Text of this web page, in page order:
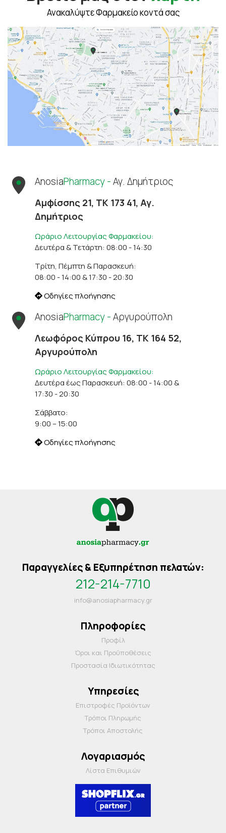
Ανακαλύψτε Φαρμακείο κοντά σας
AnosiaPharmacy -Αγ. Δημήτριος
Αμφίσσης 21, ΤΚ 173 41, Αγ.
Δημήτριος
Ωράριο Λειτουργίας Φαρμακείου:
Δευτέρα & Τετάρτη: 08:00 - 14:30
Τρίτη, Πέμπτη & Παρασκευή:
08:00 - 14:00 & 17:30 - 20:30
Οδηγίες πλοήγησης
AnosiaPharmacy -Αργυρούπολη
Λεωφόρος Κύπρου 16, ΤΚ 164 52,
Αργυρούπολη
Ωράριο Λειτουργίας Φαρμακείου:
Δευτέρα έως Παρασκευή: 08:00 - 14:00 &
17:30 - 20:30
Σάββατο:
9:00 – 15:00
Οδηγίες πλοήγησης
Παραγγελίες & Εξυπηρέτηση πελατών:
212-214-7710
info@anosiapharmacy.gr
Πληροφορίες
Προφίλ
Όροι και Προΰποθέσεις
Προστασία Ιδιωτικότητας
Υπηρεσίες
Επιστροφές Προϊόντων
Τρόποι Πληρωμής
Τρόποι Αποστολής
Λογαριασμός
Λίστα Επιθυμιών